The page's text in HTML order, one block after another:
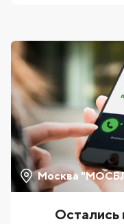
Москва
Остались